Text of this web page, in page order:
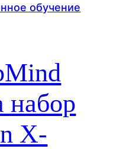
обучение
набор
X-